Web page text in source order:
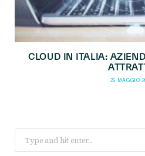
CLOUD IN ITALIA:
26 MAGGIO
for: